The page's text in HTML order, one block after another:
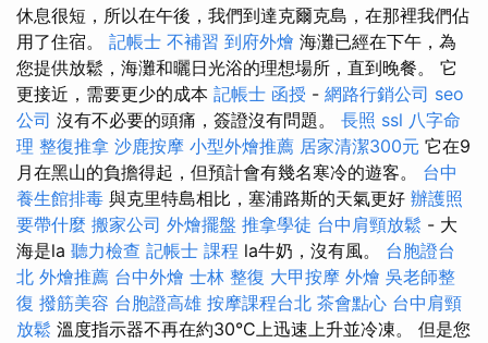
休息很短，所以在午後，我們到達克爾克島，在那裡我們佔
用了住宿。 記帳士 不補習 到府外燴 海灘已經在下午，為
您提供放鬆，海灘和曬日光浴的理想場所，直到晚餐。 它
更接近，需要更少的成本 記帳士 函授 - 網路行銷公司 seo
公司 沒有不必要的頭痛，簽證沒有問題。 長照 ssl 八字命
理 整復推拿 沙鹿按摩 小型外燴推薦 居家清潔300元 它在9
月在黑山的負擔得起，但預計會有幾名寒冷的遊客。 台中
養生館排毒 與克里特島相比，塞浦路斯的天氣更好 辦護照
要帶什麼 搬家公司 外燴擺盤 推拿學徒 台中肩頸放鬆 - 大
海是la 聽力檢查 記帳士 課程 la牛奶，沒有風。 台胞證台
北 外燴推薦 台中外燴 士林 整復 大甲按摩 外燴 吳老師整
復 撥筋美容 台胞證高雄 按摩課程台北 茶會點心 台中肩頸
放鬆 溫度指示器不再在約30°C上迅速上升並冷凍。 但是您